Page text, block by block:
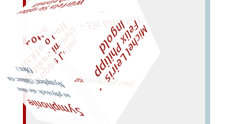
„
S
u
p
p
e
L
e
h
m
A
n
t
i
k
e
s
i
m
P
e
l
z
t
i
c
k
t
e
o
G
o
t
t
L
o
t
t
e
"
Symphonie
so physisch: nie ohne Nymphen! (Sühne: ein
Ofen.) M
i
c
h
e
l
L
e
i
r
i
s
・
F
e
l
i
x
P
h
i
l
i
p
p
I
n
g
o
l
d
– Ein
Gl
oss
ar
lies Sir Leiris leis
W
ürfeln Sie später
n
och einm
al!